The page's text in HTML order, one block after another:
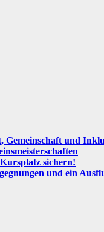
Gemeinschaft und
sichern!
und ein